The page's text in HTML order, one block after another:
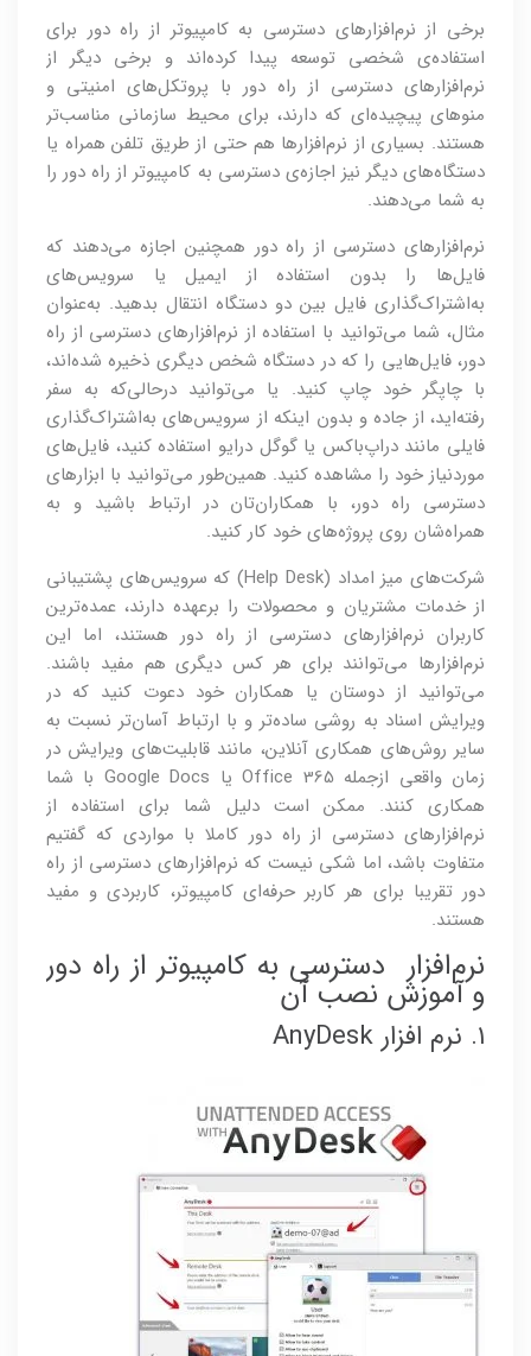
برخی از نرم‌افزارهای دسترسی به کامپیوتر از راه دور برای
استفاده‌ی شخصی توسعه پیدا کرده‌اند و برخی دیگر از
نرم‌افزارهای دسترسی از راه دور با پروتکل‌های امنیتی و
منوهای پیچیده‌ای که دارند، برای محیط سازمانی مناسب‌تر
هستند. بسیاری از نرم‌افزارها هم حتی از طریق تلفن همراه یا
دستگاه‌های دیگر نیز اجازه‌ی دسترسی به کامپیوتر از راه دور را
به شما می‌دهند.
نرم‌افزارهای دسترسی از راه دور همچنین اجازه می‌دهند که
فایل‌ها را بدون استفاده از ایمیل یا سرویس‌های
به‌اشتراک‌گذاری فایل بین دو دستگاه انتقال بدهید. به‌عنوان
مثال، شما می‌توانید با استفاده از نرم‌افزارهای دسترسی از راه
دور، فایل‌هایی را که در دستگاه شخص دیگری ذخیره شده‌اند،
با چاپگر خود چاپ کنید. یا می‌توانید درحالی‌که به سفر
رفته‌اید، از جاده و بدون اینکه از سرویس‌های به‌اشتراک‌گذاری
فایلی مانند دراپ‌باکس یا گوگل درایو استفاده کنید، فایل‌های
موردنیاز خود را مشاهده کنید. همین‌طور می‌توانید با ابزارهای
دسترسی راه دور، با همکاران‌تان در ارتباط باشید و به
همراه‌شان روی پروژه‌های خود کار کنید.
شرکت‌های میز امداد (Help Desk) که سرویس‌های پشتیبانی
از خدمات مشتریان و محصولات را برعهده دارند، عمده‌ترین
کاربران نرم‌افزارهای دسترسی از راه دور هستند، اما این
نرم‌افزارها می‌توانند برای هر کس دیگری هم مفید باشند.
می‌توانید از دوستان یا همکاران خود دعوت کنید که در
ویرایش اسناد به روشی ساده‌تر و با ارتباط آسان‌تر نسبت به
سایر روش‌های همکاری آنلاین، مانند قابلیت‌های ویرایش در
زمان واقعی ازجمله Office 365 یا Google Docs با شما
همکاری کنند. ممکن است دلیل شما برای استفاده از
نرم‌افزارهای دسترسی از راه دور کاملا با مواردی که گفتیم
متفاوت باشد، اما شکی نیست که نرم‌افزارهای دسترسی از راه
دور تقریبا برای هر کاربر حرفه‌ای کامپیوتر، کاربردی و مفید
هستند.
نرم‌افزار دسترسی به کامپیوتر از راه دور
و آموزش نصب آن
۱. نرم افزار AnyDesk